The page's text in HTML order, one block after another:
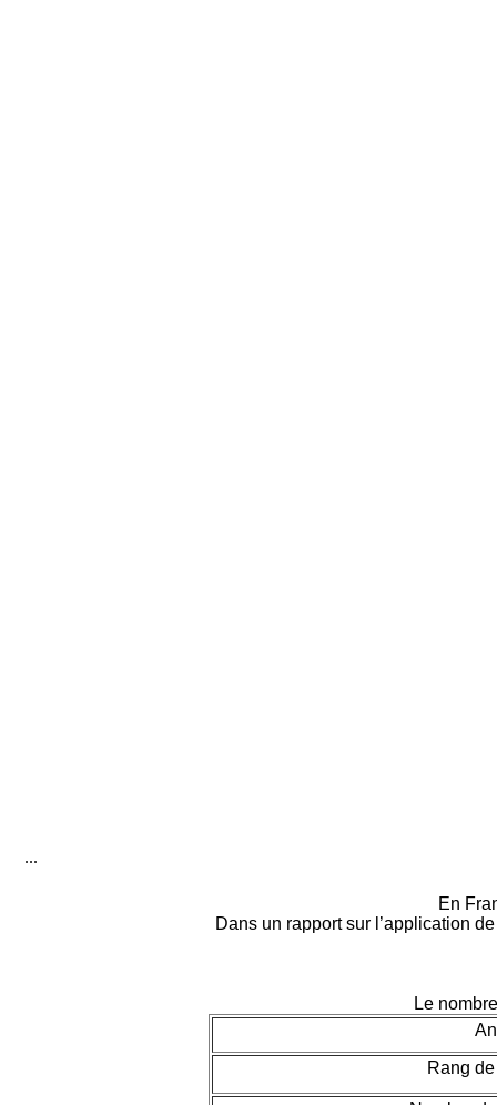
...
En
Dans un rapport sur l’application
Le
Rang